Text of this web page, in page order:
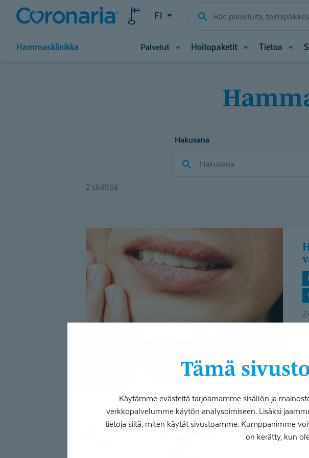
Tämä
Käytämme evästeitä tarjoamamme sisällön ja
verkkopalvelumme käytön analysoimiseen. Lisäksi
tietoja siitä, miten käytät sivustoamme. Kumppanimme
on kerätty, kun
FI
Hammasklinikka Palvelut Avaa
Hoitopaketit Avaa
Tietoa Avaa
Hakusana
2 sisältöä
hammassärky
ajoissa
–
kysymystä
Hoida hammassärky
Hammastapaturman
Hammastapa­turman